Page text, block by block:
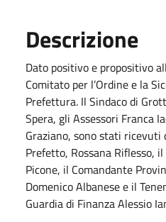
Descrizione
Dato positivo e propositivo
Comitato per l’Ordine e la
Prefettura. Il Sindaco di
Spera, gli Assessori Franca
Graziano, sono stati ricevuti
Prefetto, Rossana Riflesso,
Picone, il Comandante
Domenico Albanese e il
Guardia di Finanza Alessio